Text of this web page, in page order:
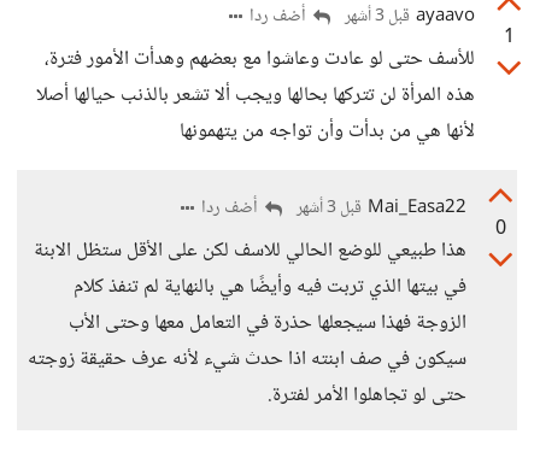
1
ayaavo قبل 3 أشهر أضف ردا
للأسف حتى لو عادت وعاشوا مع بعضهم وهدأت الأمور فترة،
هذه المرأة لن تتركها بحالها ويجب ألا تشعر بالذنب حيالها أصلا
لأنها هي من بدأت وأن تواجه من يتهمونها
0
Mai_Easa22 قبل 3 أشهر أضف ردا
هذا طبيعي للوضع الحالي للاسف لكن على الأقل ستظل الابنة
في بيتها الذي تربت فيه وأيضًا هي بالنهاية لم تنفذ كلام
الزوجة فهذا سيجعلها حذرة في التعامل معها وحتى الأب
سيكون في صف ابنته اذا حدث شيء لأنه عرف حقيقة زوجته
حتى لو تجاهلوا الأمر لفترة.